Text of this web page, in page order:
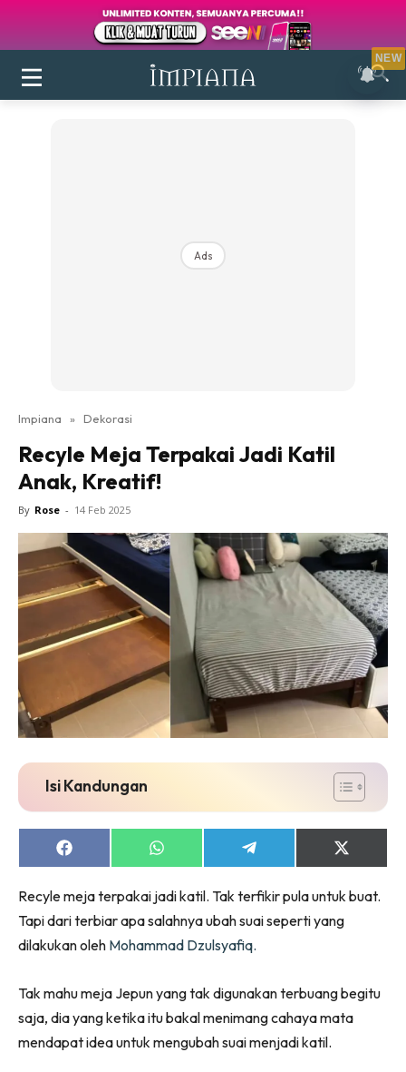
Login|Register
Ruang Makan
Ruang Tamu
Direktori
Interior Design
Landskap
DIY
Bilik Air
Bilik Tidur
Ruang Makan
Make Over
Bilik Air
Bilik Tidur
Dapur
Ruang Tamu
Menarik Lagi
Casa Impiana
Impiana Makeover
Makeover Ruang Selebriti
Hotel
Kafe
Hartanah
Ads
Impiana » Dekorasi
Recyle Meja Terpakai Jadi Katil
Anak, Kreatif!
By Rose - 14 Feb 2025
Isi Kandungan
Share
on
Share
on
Share
on
Share
on
(Twitter)
Recyle meja terpakai jadi katil. Tak terfikir pula untuk buat.
Tapi dari terbiar apa salahnya ubah suai seperti yang
dilakukan oleh Mohammad Dzulsyafiq.
Tak mahu meja Jepun yang tak digunakan terbuang begitu
saja, dia yang ketika itu bakal menimang cahaya mata
mendapat idea untuk mengubah suai menjadi katil.
NEW